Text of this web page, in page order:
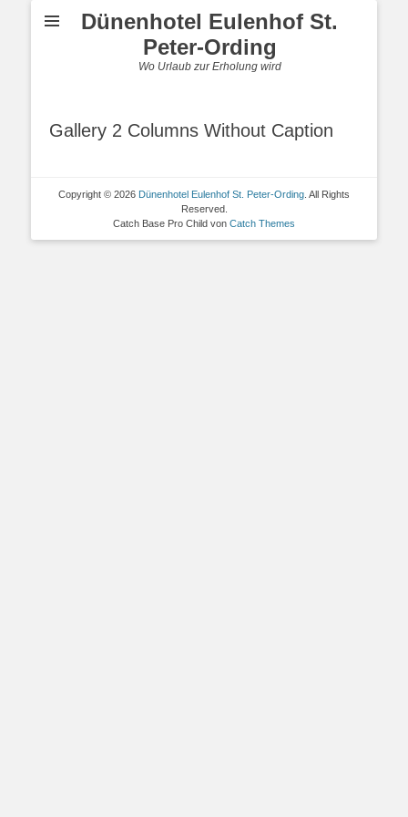
Dünenhotel Eulenhof St.
Peter-Ording
Wo Urlaub zur Erholung wird
Gallery 2 Columns Without Caption
Copyright © 2026 Dünenhotel Eulenhof St. Peter-Ording . All Rights
Reserved.
Catch Base Pro Child von Catch Themes